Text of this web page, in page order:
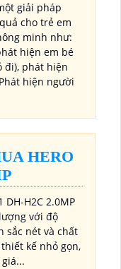
giải pháp
cho trẻ em
minh như:
hiện em bé
đi), phát hiện
hiện người
HERO
DH-H2C 2.0MP
với độ
sắc nét và chất
kế nhỏ gọn,